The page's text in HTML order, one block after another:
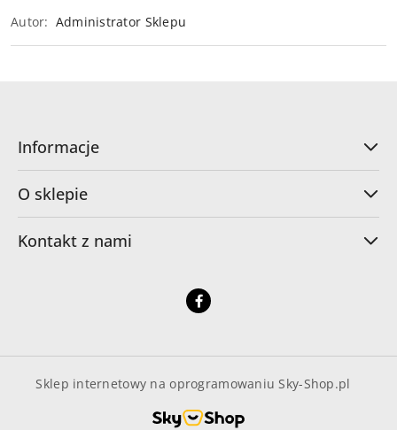
Autor: Administrator Sklepu
Informacje
O sklepie
Kontakt z nami
Sklep internetowy na oprogramowaniu Sky-Shop.pl